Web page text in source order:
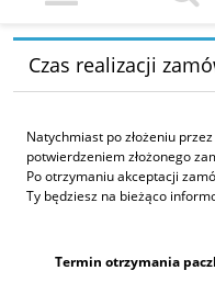
Czas realizacji
Natychmiast po złożeniu
potwierdzeniem złożonego
Po otrzymaniu akceptacji
Ty będziesz na bieżąco
Termin otrzymania